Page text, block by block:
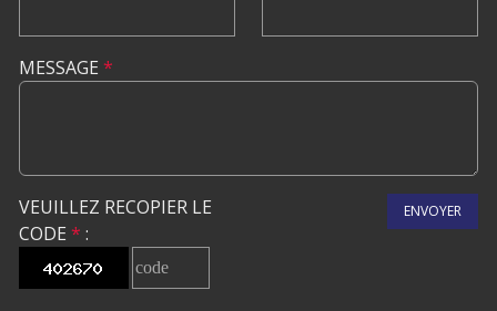
MESSAGE *
VEUILLEZ RECOPIER LE
CODE * :
ENVOYER